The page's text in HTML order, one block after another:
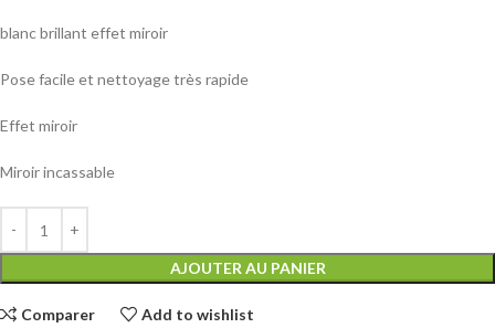
blanc brillant effet miroir
Pose facile et nettoyage très rapide
Effet miroir
Miroir incassable
AJOUTER AU PANIER
Comparer Add to wishlist